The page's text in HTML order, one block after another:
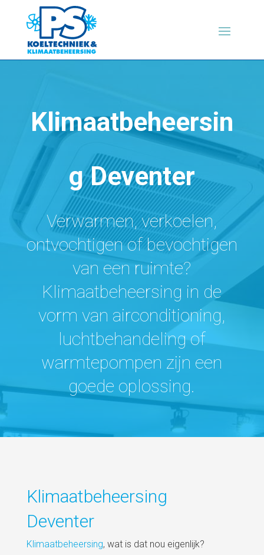
Klimaatbeheersin
g Deventer
Verwarmen, verkoelen,
ontvochtigen of bevochtigen
van een ruimte?
Klimaatbeheersing in de
vorm van airconditioning,
luchtbehandeling of
warmtepompen zijn een
goede oplossing.
Klimaatbeheersing
Deventer
Klimaatbeheersing, wat is dat nou eigenlijk?